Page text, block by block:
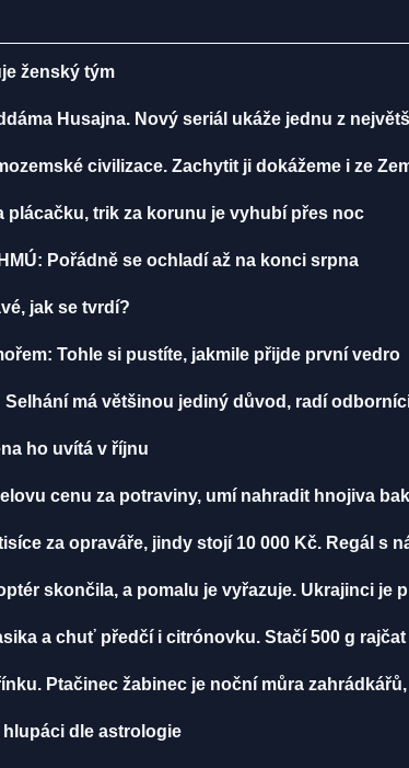
ženský tým
Husajna. Nový seriál ukáže jednu z
civilizace. Zachytit ji dokážeme i ze
trik za korunu je vyhubí přes noc
Pořádně se ochladí až na konci srpna
jak se tvrdí?
Tohle si pustíte, jakmile přijde první vedro
má většinou jediný důvod, radí
ho uvítá v říjnu
cenu za potraviny, umí nahradit hnojiva
za opraváře, jindy stojí 10 000 Kč. Regál s
skončila, a pomalu je vyřazuje. Ukrajinci je
a chuť předčí i citrónovku. Stačí 500 g
Ptačinec žabinec je noční můra
dle astrologie